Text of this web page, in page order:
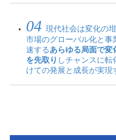
04 現代社会は変化の坩
市場のグローバル化と事
速するあらゆる局面で変
を先取り しチャンスに転
けての発展と成長が実現